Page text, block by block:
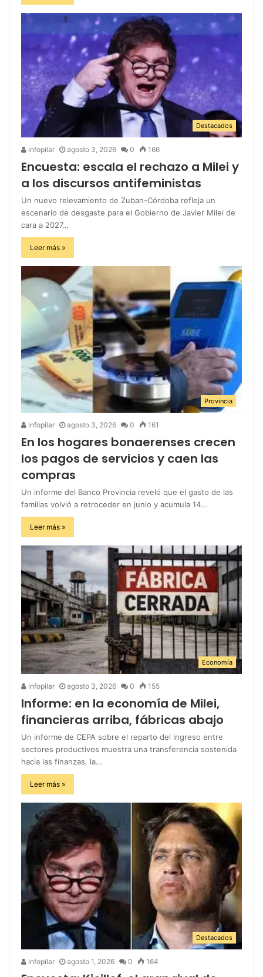
Destacados
infopilar agosto 3, 2026 0 166
Encuesta: escala el rechazo a Milei y
a los discursos antifeministas
Un nuevo relevamiento de Zuban-Córdoba refleja un
escenario de desgaste para el Gobierno de Javier Milei de
cara a 2027…
Leer más »
Provincia
infopilar agosto 3, 2026 0 161
En los hogares bonaerenses crecen
los pagos de servicios y caen las
compras
Un informe del Banco Provincia reveló que el gasto de las
familias volvió a retroceder en junio y acumula 14…
Leer más »
Economía
infopilar agosto 3, 2026 0 155
Informe: en la economía de Milei,
financieras arriba, fábricas abajo
Un informe de CEPA sobre el reparto del ingreso entre
sectores productivos muestra una transferencia sostenida
hacia las finanzas, la…
Leer más »
Destacados
infopilar agosto 1, 2026 0 164